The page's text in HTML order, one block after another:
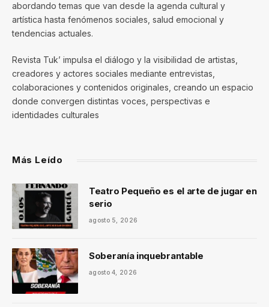
abordando temas que van desde la agenda cultural y
artística hasta fenómenos sociales, salud emocional y
tendencias actuales.
Revista Tuk’ impulsa el diálogo y la visibilidad de artistas,
creadores y actores sociales mediante entrevistas,
colaboraciones y contenidos originales, creando un espacio
donde convergen distintas voces, perspectivas e
identidades culturales
Más Leído
Teatro Pequeño es el arte de jugar en
serio
agosto 5, 2026
Soberanía inquebrantable
agosto 4, 2026